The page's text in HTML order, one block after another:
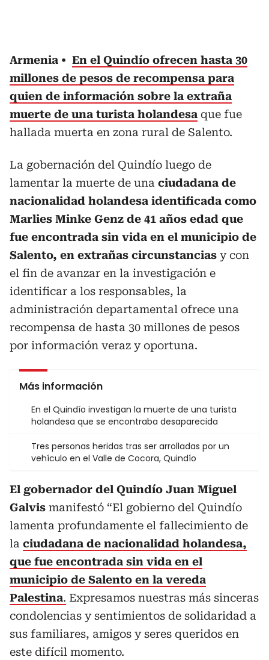
Armenia
En el Quindío ofrecen hasta 30
millones de pesos de recompensa para
quien de información sobre la extraña
muerte de una turista holandesa que fue
hallada muerta en zona rural de Salento.
La gobernación del Quindío luego de
lamentar la muerte de una ciudadana de
nacionalidad holandesa identificada como
Marlies Minke Genz de 41 años edad que
fue encontrada sin vida en el municipio de
Salento, en extrañas circunstancias y con
el fin de avanzar en la investigación e
identificar a los responsables, la
administración departamental ofrece una
recompensa de hasta 30 millones de pesos
por información veraz y oportuna.
Más información
En el Quindío investigan la muerte de una turista
holandesa que se encontraba desaparecida
Tres personas heridas tras ser arrolladas por un
vehículo en el Valle de Cocora, Quindío
El gobernador del Quindío Juan Miguel
Galvis manifestó “El gobierno del Quindío
lamenta profundamente el fallecimiento de
la ciudadana de nacionalidad holandesa,
que fue encontrada sin vida en el
municipio de Salento en la vereda
Palestina. Expresamos nuestras más sinceras
condolencias y sentimientos de solidaridad a
sus familiares, amigos y seres queridos en
este difícil momento.